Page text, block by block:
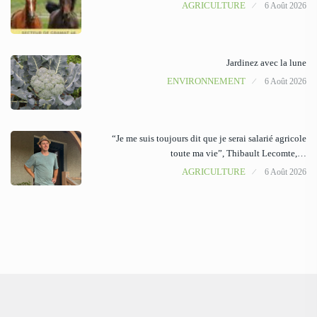
AGRICULTURE 6 Août 2026
Jardinez avec la lune
ENVIRONNEMENT
6 Août 2026
“Je me suis toujours dit que je serai salarié agricole
toute ma vie”, Thibault Lecomte,…
AGRICULTURE
6 Août 2026